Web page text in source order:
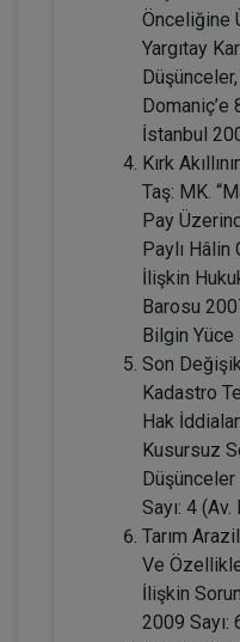
360 TL
Tüketici
Çocuk Hukuku -
Kongresi - V.
360 TL
Tüketici
Önceliğine
Yargıtay
Domaniç’e
İstanbul
Kırk
Taş: MK.
Pay
Paylı Hâlin
İlişkin
Barosu
Bilgin Yüce
Son
Kadastro
Hak
Kusursuz
Sayı: 4
Tarım
Ve
İlişkin
2009 Sayı: